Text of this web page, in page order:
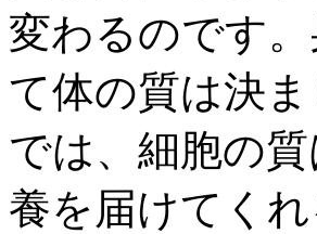
変わるのです
て体の質は決ま
では、細胞の
養を届けてく